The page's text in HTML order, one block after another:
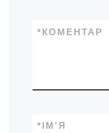
КОМЕНТАР
*
ІМ'Я
*